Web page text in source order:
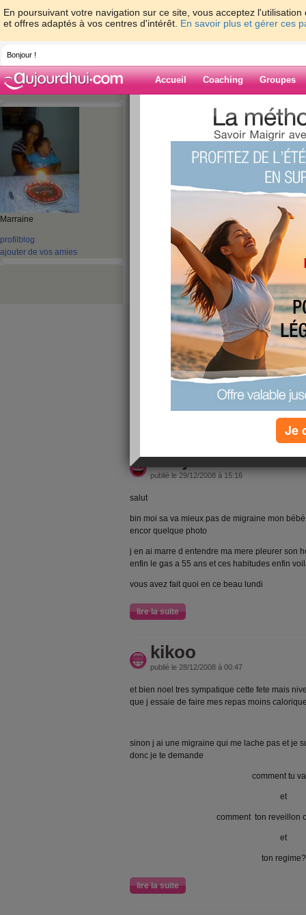
En poursuivant votre navigation sur ce site, vous acceptez
et offres adaptés à vos centres d'intérêt. En savoir plus et gérer ces
Bonjour !
Accueil Coaching Groupes
Marraine
profil blog
ajouter de vos amies
>
Blog de ladybb
21 - 21 »
‹ Préc. 11 12 13 14 15
buenos dias
publié le 04/01/2009 à 18:26
bin voila c'est la loi des series mes hommes
pour ma pomme et oui je suis baladeuh
demain je vais voir si je me perce le nombril
top avec mes -20kg que j espere perdre voir
nouveaux medicaments
sinon je vous faite de gros bisous et bon
bonjour du lundi
publié le 29/12/2008 à 15:16
salut
bin moi sa va mieux pas de migraine mon
encor quelque photo
j en ai marre d entendre ma mere pleurer son
enfin le gas a 55 ans et ces habitudes enfin
vous avez fait quoi en ce beau lundi
lire la suite
kikoo
publié le 28/12/2008 à 00:47
et bien noel tres sympatique cette fete mais
que j essaie de faire mes repas moins
sinon j ai une migraine qui me lache pas et je
donc je te demande
comment tu
et
comment ton reveillon
et
ton regime?
lire la suite
Je